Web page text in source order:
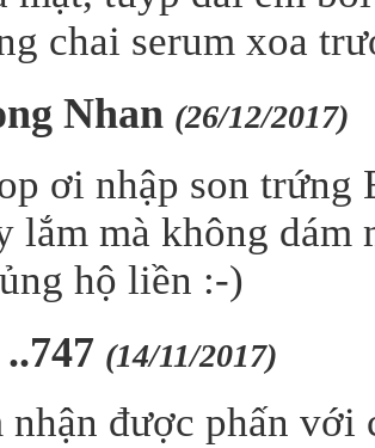
chai serum xoa
Nhan (26/12/2017)
ơi nhập son trứng
lắm mà không dám
hộ liền :-)
(14/11/2017)
nhận được phấn